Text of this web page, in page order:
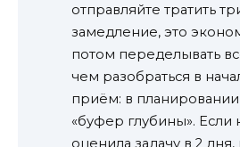
отправляйте тратить
замедление, это
потом переделывать
чем разобраться в
приём: в планировании
«буфер глубины». Если
оценила задачу в 2